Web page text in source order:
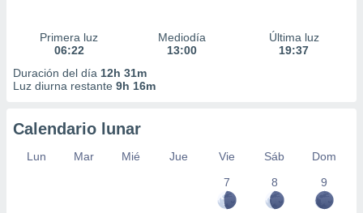
Primera luz
06:22
Mediodía
13:00
Última luz
19:37
Duración del día 12h 31m
Luz diurna restante 9h 16m
Calendario lunar
Lun Mar Mié Jue Vie Sáb
Dom
7
8 9